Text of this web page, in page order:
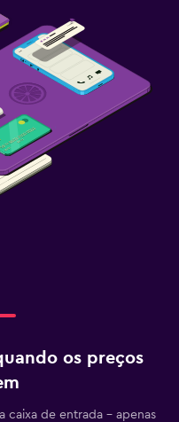
os preços
caixa de entrada - apenas